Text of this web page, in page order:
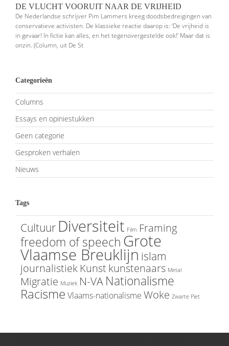
DE VLUCHT VOORUIT NAAR DE VRIJHEID
De Nederlandse schrijver Pim Lammers kreeg doodsbedreigingen van
conser­vatieve activisten. De klassieke reactie daarop is: ‘De vrijheid is
in gevaar! In fictie kan alles, en het tegenovergestelde ook!’ Maar dat is
onzin. (Column, uit De St
Categorieën
Columns
Essays en opiniestukken
Geen categorie
Gesproken verhalen
Nieuws
Tags
Cultuur Diversiteit Film Framing
freedom of speech Grote
Vlaamse Breuklijn islam
journalistiek Kunstkunstenaars Metal
Migratie Muziek N-VA Nationalisme
Racisme Vlaams-nationalisme Woke Zwarte Piet